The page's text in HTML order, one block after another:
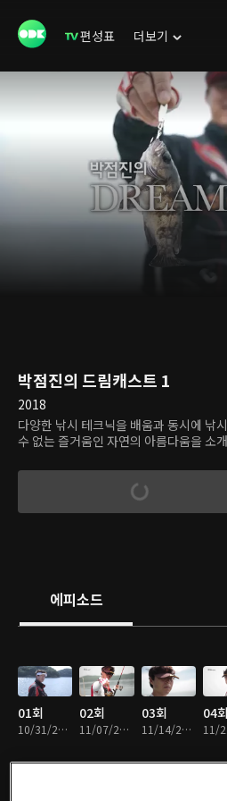
편성표 더보기
박점진의 드림캐스트 1
2018
다양한 낚시 테크닉을 배움과 동시에 낚
수 없는 즐거움인 자연의 아름다움을 소
에피소드
01회
10/31/2014 • 27분
02회
11/07/2014 • 24분
03회
11/14/2014 • 23분
04회